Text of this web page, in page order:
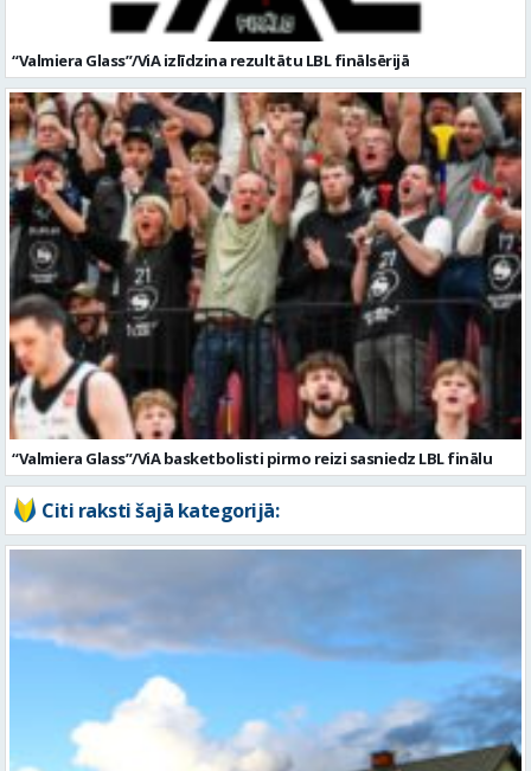
“Valmiera Glass”/ViA izlīdzina rezultātu LBL finālsērijā
“Valmiera Glass”/ViA basketbolisti pirmo reizi sasniedz LBL finālu
Citi raksti šajā kategorijā: